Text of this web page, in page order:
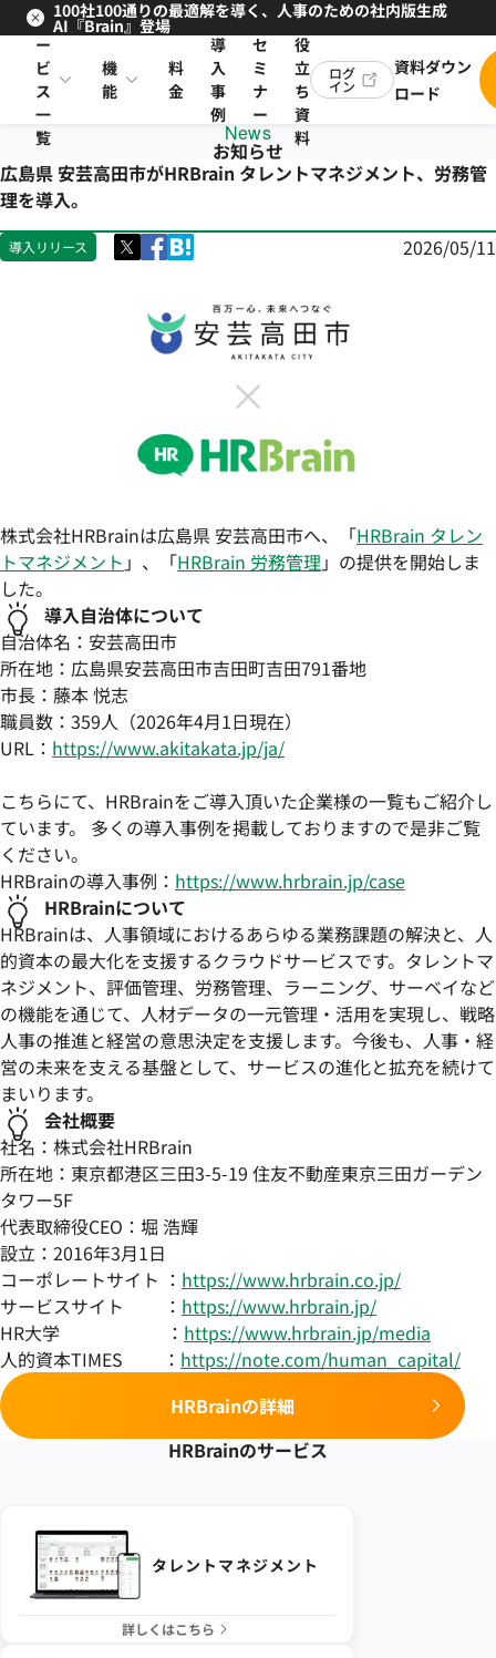
100社100通りの最適解を導く、人事のための社内版生成
AI『Brain』登場
サ
ー
ビ
ス
一
覧
機
能
料
金
導
入
事
例
セ
ミ
ナ
ー
お
役
立
ち
資
料
ログ
イン
資料ダウン
ロード
News
お知らせ
広島県 安芸高田市がHRBrain タレントマネジメント、労務管
理を導入。
導入リリース 2026/05/11
株式会社HRBrainは広島県 安芸高田市へ、「HRBrain タレン
トマネジメント 」、「HRBrain 労務管理」の提供を開始しま
した。
導入自治体について
自治体名：安芸高田市
所在地：広島県安芸高田市吉田町吉田791番地
市長：藤本 悦志
職員数： 359人（2026年4月1日現在）
URL： https://www.akitakata.jp/ja/
こちらにて、HRBrainをご導入頂いた企業様の一覧もご紹介し
ています。 多くの導入事例を掲載しておりますので是非ご覧
ください。
HRBrainの導入事例： https://www.hrbrain.jp/case
HRBrainについて
HRBrainは、人事領域におけるあらゆる業務課題の解決と、人
的資本の最大化を支援するクラウドサービスです。タレントマ
ネジメント、評価管理、労務管理、ラーニング、サーベイなど
の機能を通じて、人材データの一元管理・活用を実現し、戦略
人事の推進と経営の意思決定を支援します。今後も、人事・経
営の未来を支える基盤として、サービスの進化と拡充を続けて
まいります。
会社概要
社名：株式会社HRBrain
所在地：東京都港区三田3-5-19 住友不動産東京三田ガーデン
タワー5F
代表取締役CEO：堀 浩輝
設立：2016年3月1日
コーポレートサイト ： https://www.hrbrain.co.jp/
サービスサイト ： https://www.hrbrain.jp/
HR大学 ： https://www.hrbrain.jp/media
人的資本TIMES ： https://note.com/human_capital/
HRBrainの詳細
HRBrainのサービス
タレントマネジメント
詳しくはこちら